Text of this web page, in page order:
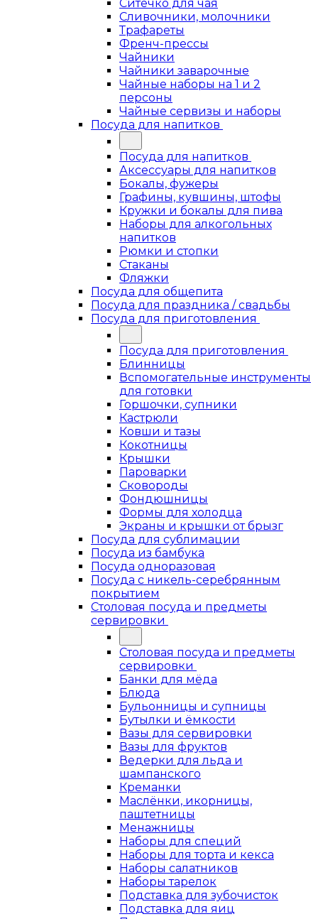
Ситечко для чая
Сливочники, молочники
Трафареты
Френч-прессы
Чайники
Чайники заварочные
Чайные наборы на 1 и 2
персоны
Чайные сервизы и наборы
Посуда для напитков
Посуда для напитков
Аксессуары для напитков
Бокалы, фужеры
Графины, кувшины, штофы
Кружки и бокалы для пива
Наборы для алкогольных
напитков
Рюмки и стопки
Стаканы
Фляжки
Посуда для общепита
Посуда для праздника / свадьбы
Посуда для приготовления
Посуда для приготовления
Блинницы
Вспомогательные инструменты
для готовки
Горшочки, супники
Кастрюли
Ковши и тазы
Кокотницы
Крышки
Пароварки
Сковороды
Фондюшницы
Формы для холодца
Экраны и крышки от брызг
Посуда для сублимации
Посуда из бамбука
Посуда одноразовая
Посуда с никель-серебрянным
покрытием
Столовая посуда и предметы
сервировки
Столовая посуда и предметы
сервировки
Банки для мёда
Блюда
Бульонницы и супницы
Бутылки и ёмкости
Вазы для сервировки
Вазы для фруктов
Ведерки для льда и
шампанского
Креманки
Маслёнки, икорницы,
паштетницы
Менажницы
Наборы для специй
Наборы для торта и кекса
Наборы салатников
Наборы тарелок
Подставка для зубочисток
Подставка для яиц